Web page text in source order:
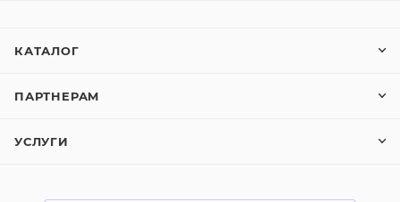
КАТАЛОГ
ПАРТНЕРАМ
УСЛУГИ